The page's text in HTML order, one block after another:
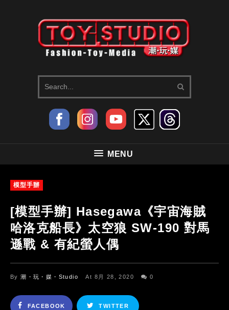
MENU
模型手辦
[模型手辦] Hasegawa《宇宙海賊
哈洛克船長》太空狼 SW-190 對馬
遜戰 & 有紀螢人偶
By潮・玩・媒・Studio At 8月 28, 2020 0
FACEBOOK TWITTER